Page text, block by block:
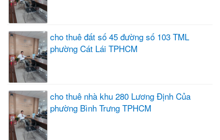
cho thuê đất số 45 đường số 103 TML
phường Cát Lái TPHCM
cho thuê nhà khu 280 Lương Định Của
phường Bình Trưng TPHCM